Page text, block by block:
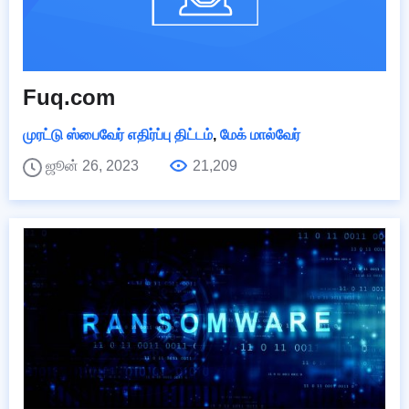
Fuq.com
முரட்டு ஸ்பைவேர் எதிர்ப்பு திட்டம், மேக் மால்வேர்
ஜூன் 26, 2023
21,209